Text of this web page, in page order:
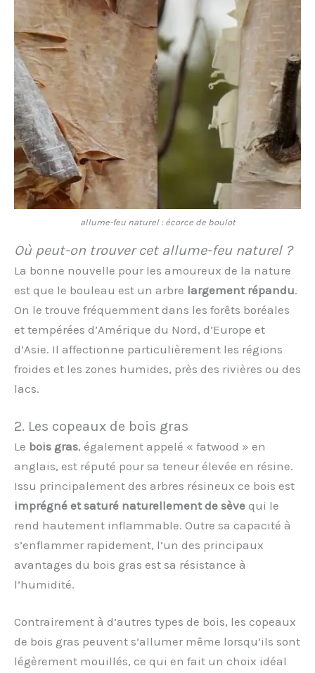
allume-feu naturel : écorce de boulot
Où peut-on trouver cet allume-feu naturel ?
La bonne nouvelle pour les amoureux de la nature
est que le bouleau est un arbre largement répandu.
On le trouve fréquemment dans les forêts boréales
et tempérées d’Amérique du Nord, d’Europe et
d’Asie. Il affectionne particulièrement les régions
froides et les zones humides, près des rivières ou des
lacs.
2. Les copeaux de bois gras
Le bois gras, également appelé « fatwood » en
anglais, est réputé pour sa teneur élevée en résine.
Issu principalement des arbres résineux ce bois est
imprégné et saturé naturellement de sève qui le
rend hautement inflammable. Outre sa capacité à
s’enflammer rapidement, l’un des principaux
avantages du bois gras est sa résistance à
l’humidité.
Contrairement à d’autres types de bois, les copeaux
de bois gras peuvent s’allumer même lorsqu’ils sont
légèrement mouillés, ce qui en fait un choix idéal